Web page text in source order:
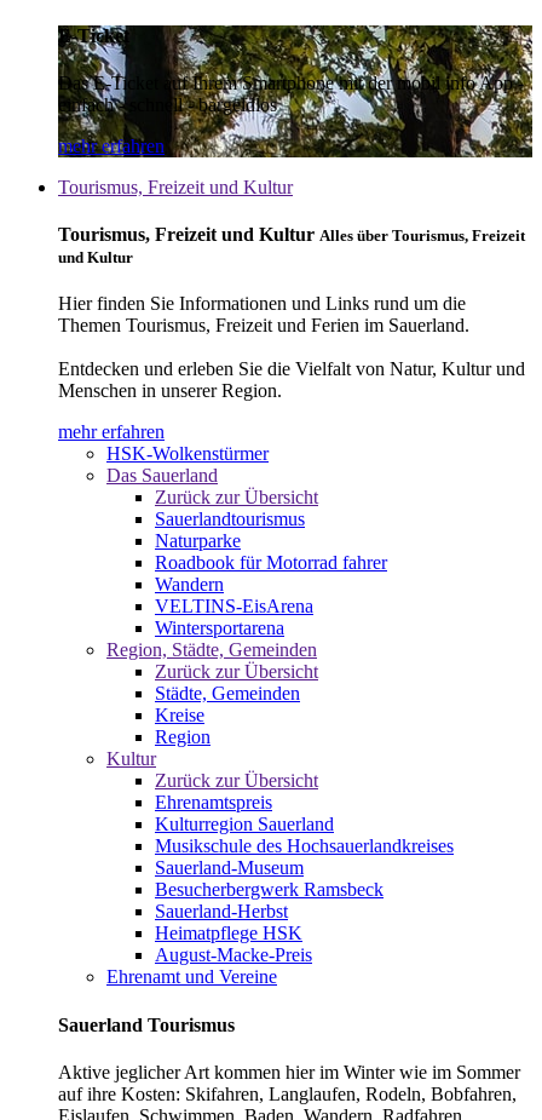
E-Ticket
Das E-Ticket auf Ihrem Smartphone mit der mobil info App -
einfach - schnell - bargeldlos
mehr erfahren
Tourismus, Freizeit und Kultur
Tourismus, Freizeit und Kultur Alles über Tourismus, Freizeit
und Kultur
Hier finden Sie Informationen und Links rund um die
Themen Tourismus, Freizeit und Ferien im Sauerland.
Entdecken und erleben Sie die Vielfalt von Natur, Kultur und
Menschen in unserer Region.
mehr erfahren
HSK-Wolkenstürmer
Das Sauerland
Zurück zur Übersicht
Sauerlandtourismus
Naturparke
Roadbook für Motorrad fahrer
Wandern
VELTINS-EisArena
Wintersportarena
Region, Städte, Gemeinden
Zurück zur Übersicht
Städte, Gemeinden
Kreise
Region
Kultur
Zurück zur Übersicht
Ehrenamtspreis
Kulturregion Sauerland
Musikschule des Hochsauerlandkreises
Sauerland-Museum
Besucherbergwerk Ramsbeck
Sauerland-Herbst
Heimatpflege HSK
August-Macke-Preis
Ehrenamt und Vereine
Sauerland Tourismus
Aktive jeglicher Art kommen hier im Winter wie im Sommer
auf ihre Kosten: Skifahren, Langlaufen, Rodeln, Bobfahren,
Eislaufen, Schwimmen, Baden, Wandern, Radfahren,